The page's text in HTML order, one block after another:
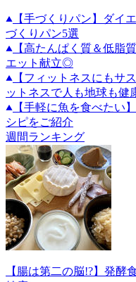
【手づくりパン】ダイ
づくりパン5選
【高たんぱく質＆低脂
エット献立◎
【フィットネスにもサ
ットネスで人も地球も健
【手軽に魚を食べたい
シピをご紹介
週間ランキング
【腸は第二の脳!?】発酵